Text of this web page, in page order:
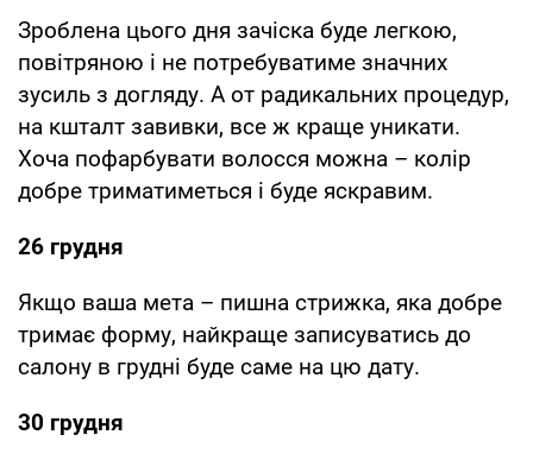
Зроблена цього дня зачіска буде легкою,
повітряною і не потребуватиме значних
зусиль з догляду. А от радикальних процедур,
на кшталт завивки, все ж краще уникати.
Хоча пофарбувати волосся можна – колір
добре триматиметься і буде яскравим.
26 грудня
Якщо ваша мета – пишна стрижка, яка добре
тримає форму, найкраще записуватись до
салону в грудні буде саме на цю дату.
30 грудня